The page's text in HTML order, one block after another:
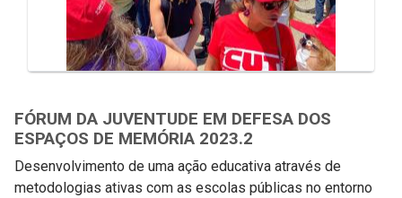
FÓRUM DA JUVENTUDE EM DEFESA DOS
ESPAÇOS DE MEMÓRIA 2023.2
Desenvolvimento de uma ação educativa através de
metodologias ativas com as escolas públicas no entorno